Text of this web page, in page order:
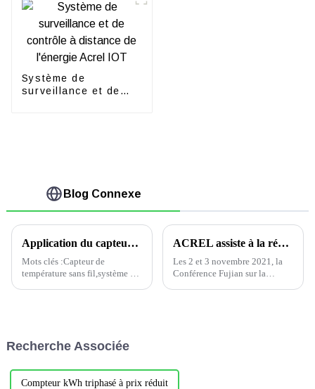
Système de
surveillance et de
Blog Connexe
Application du capteur de température sans fil Acrel en Afrique du Sud
Mots clés :Capteur de
température sans fil,système de
projet est principalement
ACREL assiste à la réunion 2021 de Fujian Construction Electric
Les 2 et 3 novembre 2021, la
Conférence Fujian sur la
Recherche Associée
Compteur kWh triphasé à prix réduit